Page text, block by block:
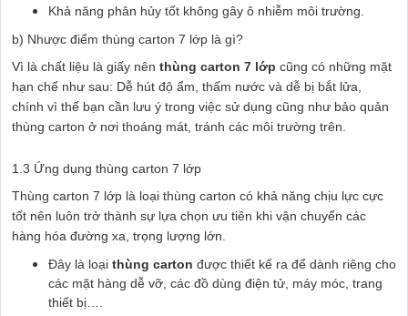
Khả năng phân hủy tốt không gây ô nhiễm môi trường.
b) Nhược điểm thùng carton 7 lớp là gì?
Vì là chất liệu là giấy nên thùng carton 7 lớp cũng có những mặt
hạn chế như sau: Dễ hút độ ẩm, thấm nước và dễ bị bắt lửa,
chính vì thế bạn cần lưu ý trong việc sử dụng cũng như bảo quản
thùng carton ở nơi thoáng mát, tránh các môi trường trên.
1.3 Ứng dụng thùng carton 7 lớp
Thùng carton 7 lớp là loại thùng carton có khả năng chịu lực cực
tốt nên luôn trở thành sự lựa chọn ưu tiên khi vận chuyển các
hàng hóa đường xa, trọng lượng lớn.
Đây là loại thùng carton được thiết kế ra để dành riêng cho
các mặt hàng dễ vỡ, các đồ dùng điện tử, máy móc, trang
thiết bị….